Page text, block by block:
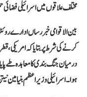
مختلف علاقوں میں اسرائیلی
بین الاقوامی خبر رساں ادارے
کرنے کی شرط پر بتایا کہ
درمیان جنگ بندی کا معاہدہ طے
ہوا۔ اسرائیلی وزیراعظم